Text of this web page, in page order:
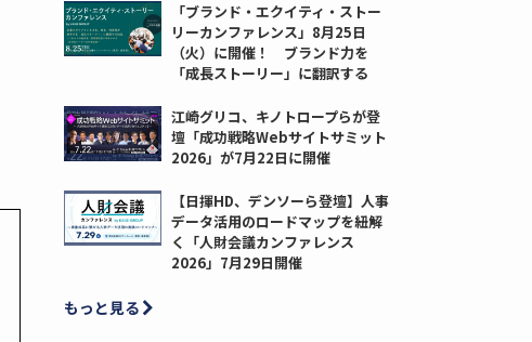
「ブランド・エクイティ・ストー
リーカンファレンス」8月25日
（火）に開催！ ブランド力を
「成長ストーリー」に翻訳する
江崎グリコ、キノトロープらが登
壇「成功戦略Webサイトサミット
2026」が7月22日に開催
【日揮HD、デンソーら登壇】人事
データ活用のロードマップを紐解
く「人財会議カンファレンス
2026」7月29日開催
もっと見る